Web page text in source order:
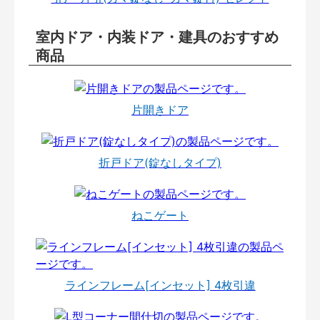
室内ドア・内装ドア・建具のおすすめ
商品
片開きドア
折戸ドア(錠なしタイプ)
ねこゲート
ラインフレーム[インセット] 4枚引違